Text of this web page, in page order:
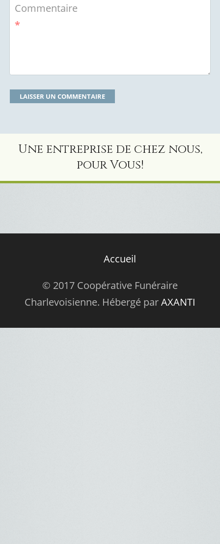
Commentaire
*
Une entreprise de chez nous,
pour Vous!
Accueil
© 2017 Coopérative Funéraire
Charlevoisienne. Hébergé parAXANTI